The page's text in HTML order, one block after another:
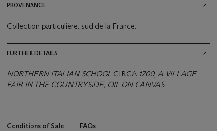
PROVENANCE
Collection particulière, sud de la France.
FURTHER DETAILS
NORTHERN ITALIAN SCHOOL CIRCA 1700, A VILLAGE
FAIR IN THE COUNTRYSIDE, OIL ON CANVAS
Conditions of Sale
FAQs